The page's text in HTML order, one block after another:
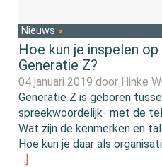
Nieuws
Hoe kun je inspelen
Generatie Z?
04 januari 2019 door Hinke
Generatie Z is geboren
spreekwoordelijk- met de
Wat zijn de kenmerken en
Hoe kun je daar als
…]